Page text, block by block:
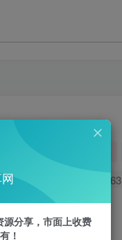
363
分享，市面上收费
！